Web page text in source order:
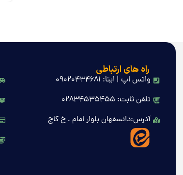
راه های ارتباطی
واتس اپ | ایتا: 09020434681
تلفن ثابت: 02834535455
آدرس:دانسفهان بلوار امام ، خ کاج